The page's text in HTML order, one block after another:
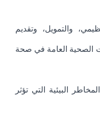
والتمويل، وتقديم
الصحية العامة في صحة
البيئية التي تؤثر